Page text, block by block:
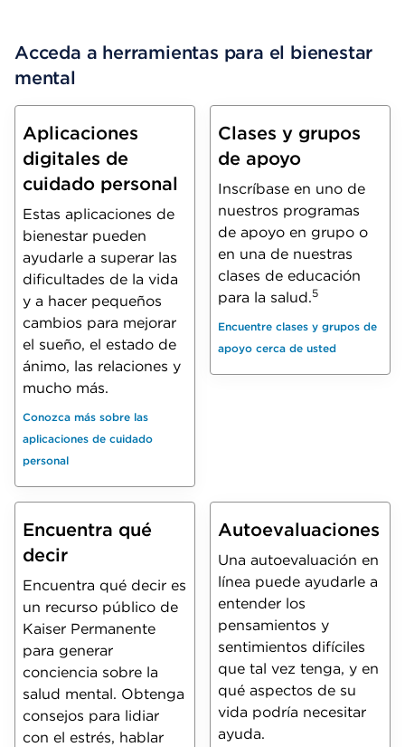
Acceda a herramientas para el bienestar
mental
Aplicaciones
digitales de
cuidado personal
Estas aplicaciones de
bienestar pueden
ayudarle a superar las
dificultades de la vida
y a hacer pequeños
cambios para mejorar
el sueño, el estado de
ánimo, las relaciones y
mucho más.
Conozca más sobre las
aplicaciones de cuidado
personal
Clases y grupos
de apoyo
Inscríbase en uno de
nuestros programas
de apoyo en grupo o
en una de nuestras
clases de educación
para la salud.5
Encuentre clases y grupos de
apoyo cerca de usted
Encuentra qué
decir
Encuentra qué decir es
un recurso público de
Kaiser Permanente
para generar
conciencia sobre la
salud mental. Obtenga
consejos para lidiar
con el estrés, hablar
Autoevaluaciones
Una autoevaluación en
línea puede ayudarle a
entender los
pensamientos y
sentimientos difíciles
que tal vez tenga, y en
qué aspectos de su
vida podría necesitar
ayuda.